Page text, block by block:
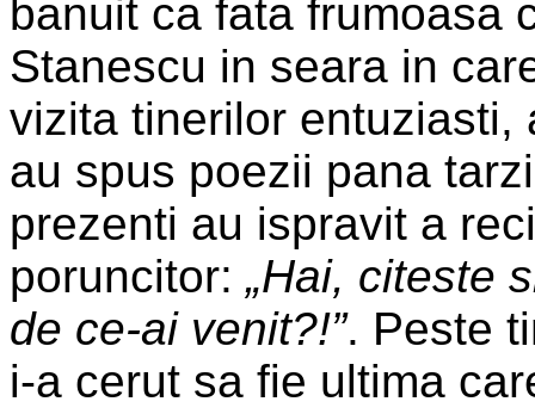
banuit ca fata frumoasa
Stanescu in seara in
vizita tinerilor entuziasti,
au spus poezii pana
prezenti au ispravit a
poruncitor: „Hai, citeste
de ce-ai venit?!”. Peste
i-a cerut sa fie ultima